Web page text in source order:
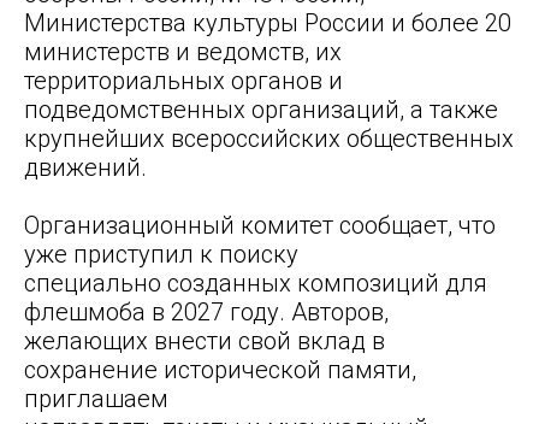
Министерства культуры России и более 20
министерств и ведомств, их
территориальных органов и
подведомственных организаций, а также
крупнейших всероссийских общественных
движений.
Организационный комитет сообщает, что
уже приступил к поиску
специально созданных композиций для
флешмоба в 2027 году. Авторов,
желающих внести свой вклад в
сохранение исторической памяти,
приглашаем